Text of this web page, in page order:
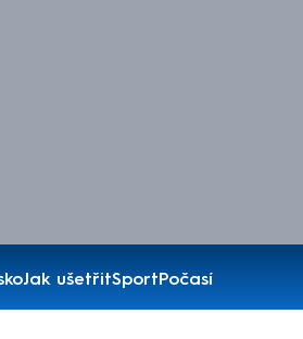
Jak ušetřitSportPočasí